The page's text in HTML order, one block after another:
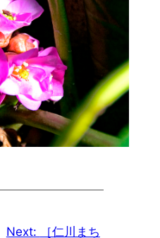
Next: ［仁川まち